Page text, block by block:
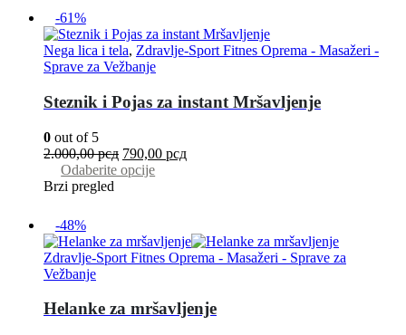
-61%
Nega lica i tela, Zdravlje-Sport Fitnes Oprema - Masažeri -
Sprave za Vežbanje
Steznik i Pojas za instant Mršavljenje
0 out of 5
2.000,00рсд 790,00 рсд
Odaberite opcije
Brzi pregled
-48%
Zdravlje-Sport Fitnes Oprema - Masažeri - Sprave za
Vežbanje
Helanke za mršavljenje